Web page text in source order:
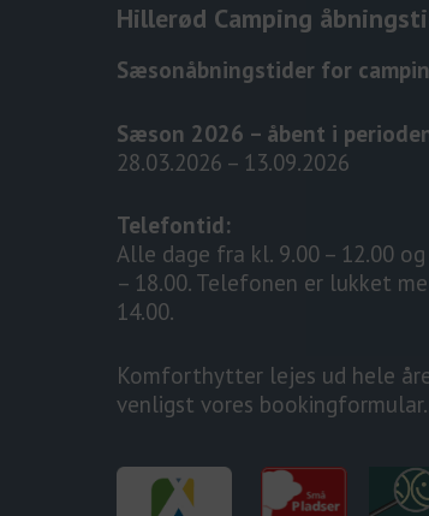
Hillerød Camping
Sæsonåbningstider for
Sæson 2026 – åbent i
28.03.2026 – 13.09.2026
Telefontid:
Alle dage fra kl. 9.00 – 12.00 og
– 18.00. Telefonen er lukket
14.00.
Komforthytter lejes ud hele
venligst vores bookingformular.